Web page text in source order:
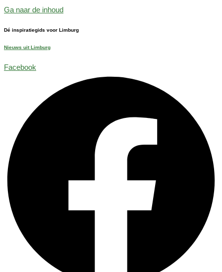
Ga naar de inhoud
Dé inspiratiegids voor Limburg
Nieuws uit Limburg
Facebook